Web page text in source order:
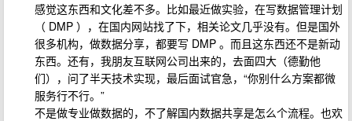
感觉这东西和文化差不多。比如最近做实验，在写数据管理计划
（ DMP ），在国内网站找了下，相关论文几乎没有。但是国外
很多机构，做数据分享，都要写 DMP 。而且这东西还不是新动
东西。还有，我朋友互联网公司出来的，去面四大（德勤他
们），问了半天技术实现，最后面试官急，“你别什么方案都微
服务行不行。”
不是做专业做数据的，不了解国内数据共享是怎么个流程。也欢